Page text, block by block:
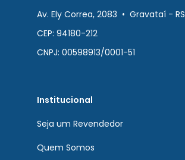
Av. Ely Correa, 2083 • Gravataí - RS
CEP: 94180-212
CNPJ: 00598913/0001-51
Institucional
Seja um Revendedor
Quem Somos